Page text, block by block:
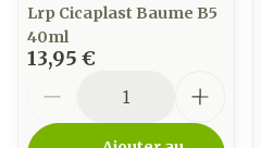
Lrp Cicaplast Baume B5
40ml
13,95 €